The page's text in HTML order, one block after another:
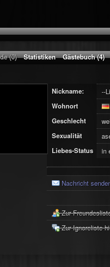
(0) Statistiken Gästebuch (4)
Nickname:
--
Wohnort
Geschlecht
Sexualität
Liebes-Status
in
Nachricht
Zur
Zur Ignoreliste